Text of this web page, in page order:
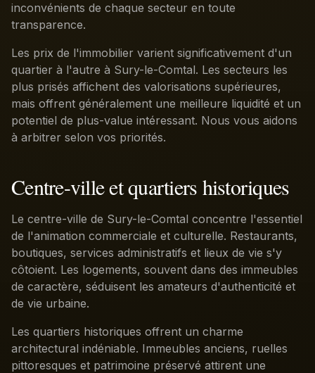
inconvénients de chaque secteur en toute
transparence.
Les prix de l'immobilier varient significativement d'un
quartier à l'autre à Sury-le-Comtal. Les secteurs les
plus prisés affichent des valorisations supérieures,
mais offrent généralement une meilleure liquidité et un
potentiel de plus-value intéressant. Nous vous aidons
à arbitrer selon vos priorités.
Centre-ville et quartiers historiques
Le centre-ville de Sury-le-Comtal concentre l'essentiel
de l'animation commerciale et culturelle. Restaurants,
boutiques, services administratifs et lieux de vie s'y
côtoient. Les logements, souvent dans des immeubles
de caractère, séduisent les amateurs d'authenticité et
de vie urbaine.
Les quartiers historiques offrent un charme
architectural indéniable. Immeubles anciens, ruelles
pittoresques et patrimoine préservé attirent une